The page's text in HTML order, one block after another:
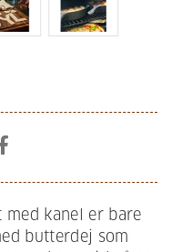
kanel er bare
butterdej som